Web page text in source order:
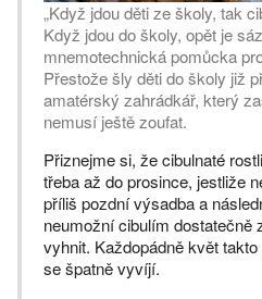
„Když jdou děti ze školy, tak
Když jdou do školy, opět je
mnemotechnická pomůcka
Přestože šly děti do školy již
amatérský zahrádkář, který
nemusí ještě zoufat.
Přiznejme si, že cibulnaté
třeba až do prosince, jestliže
příliš pozdní výsadba a
neumožní cibulím dostatečně
vyhnit. Každopádně květ
se špatně vyvíjí.